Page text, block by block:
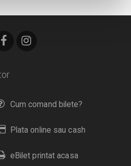
Cum comand bilete?
Plata online sau cash
eBilet printat acasa